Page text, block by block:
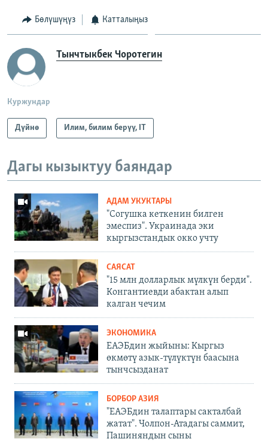
Бөлүшүңүз Катталыңыз
Тынчтыкбек Чоротегин
Куржундар
Дүйнө Илим, билим берүү, IT
Дагы кызыктуу баяндар
АДАМ УКУКТАРЫ
"Согушка кеткенин билген
эмеспиз". Украинада эки
кыргызстандык окко учту
САЯСАТ
"15 млн долларлык мүлкүн берди".
Конгантиевди абактан алып
калган чечим
ЭКОНОМИКА
ЕАЭБдин жыйыны: Кыргыз
өкмөтү азык-түлүктүн баасына
тынчсызданат
БОРБОР АЗИЯ
"ЕАЭБдин талаптары сакталбай
жатат". Чолпон-Атадагы саммит,
Пашиняндын сыны